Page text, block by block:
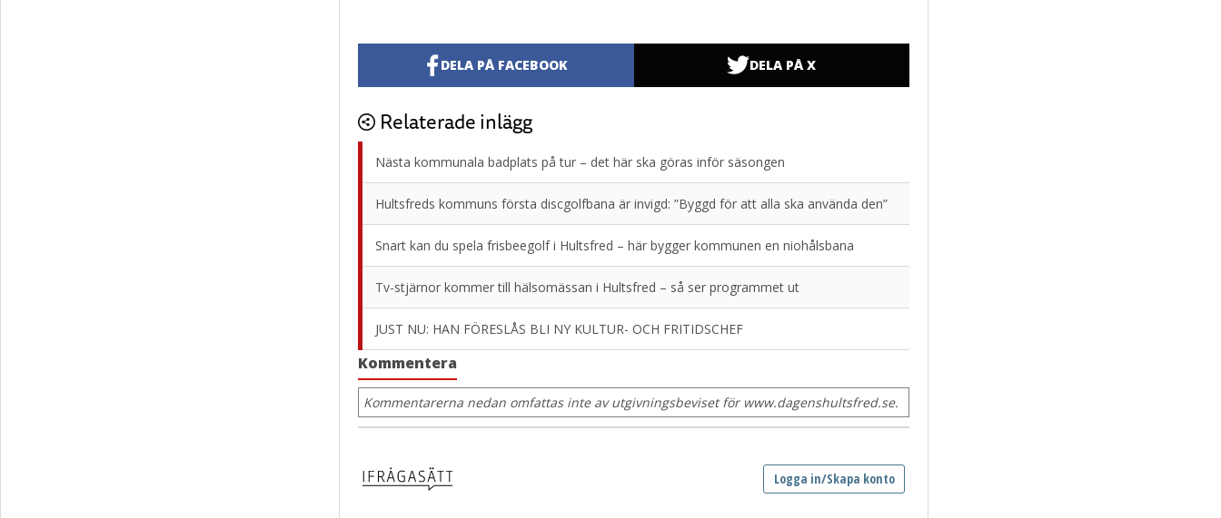
DELA PÅ FACEBOOK DELA PÅ X
Relaterade inlägg
Nästa kommunala badplats på tur – det här ska göras inför säsongen
Hultsfreds kommuns första discgolfbana är invigd: ”Byggd för att alla ska använda den”
Snart kan du spela frisbeegolf i Hultsfred – här bygger kommunen en niohålsbana
Tv-stjärnor kommer till hälsomässan i Hultsfred – så ser programmet ut
JUST NU: HAN FÖRESLÅS BLI NY KULTUR- OCH FRITIDSCHEF
Kommentera
Kommentarerna nedan omfattas inte av utgivningsbeviset för www.dagenshultsfred.se.